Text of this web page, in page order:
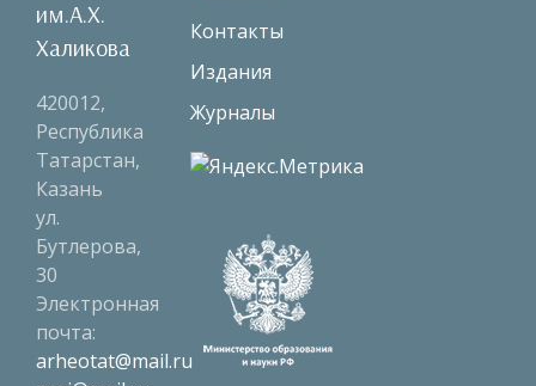
им.А.Х.
Халикова
420012,
Республика
Татарстан,
Казань
ул.
Бутлерова,
30
Электронная
почта:
arheotat@mail.ru
Контакты
Издания
Журналы